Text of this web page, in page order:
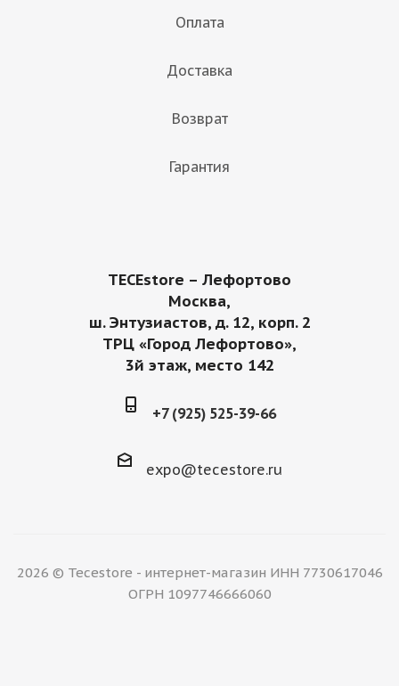
Оплата
Доставка
Возврат
Гарантия
TECEstore – Лефортово
Москва,
ш. Энтузиастов, д. 12, корп. 2
ТРЦ «Город Лефортово»,
3й этаж, место 142
+7 (925) 525-39-66
expo@tecestore.ru
2026 © Tecestore - интернет-магазин ИНН 7730617046
ОГРН 1097746666060